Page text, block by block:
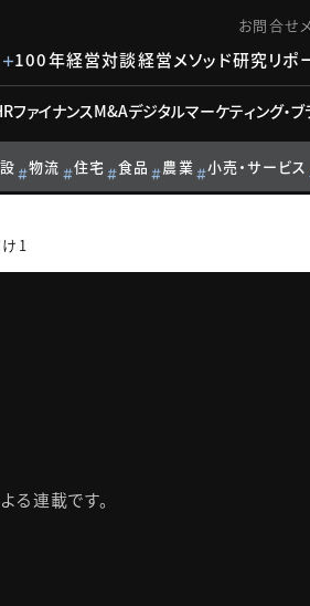
お問合せ
100年経営対談経営メソッド研究リポ
ファイナンスM&Aデジタルマーケティング・
物流 住宅 食品 農業 小売・サービス
1
連載です。